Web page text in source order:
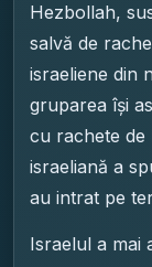
Hezbollah,
salvă de
israeliene din
gruparea își
cu rachete de
israeliană a
au intrat pe
Israelul a mai